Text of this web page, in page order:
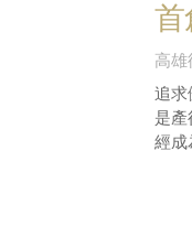
首
高雄
追求
是
經成